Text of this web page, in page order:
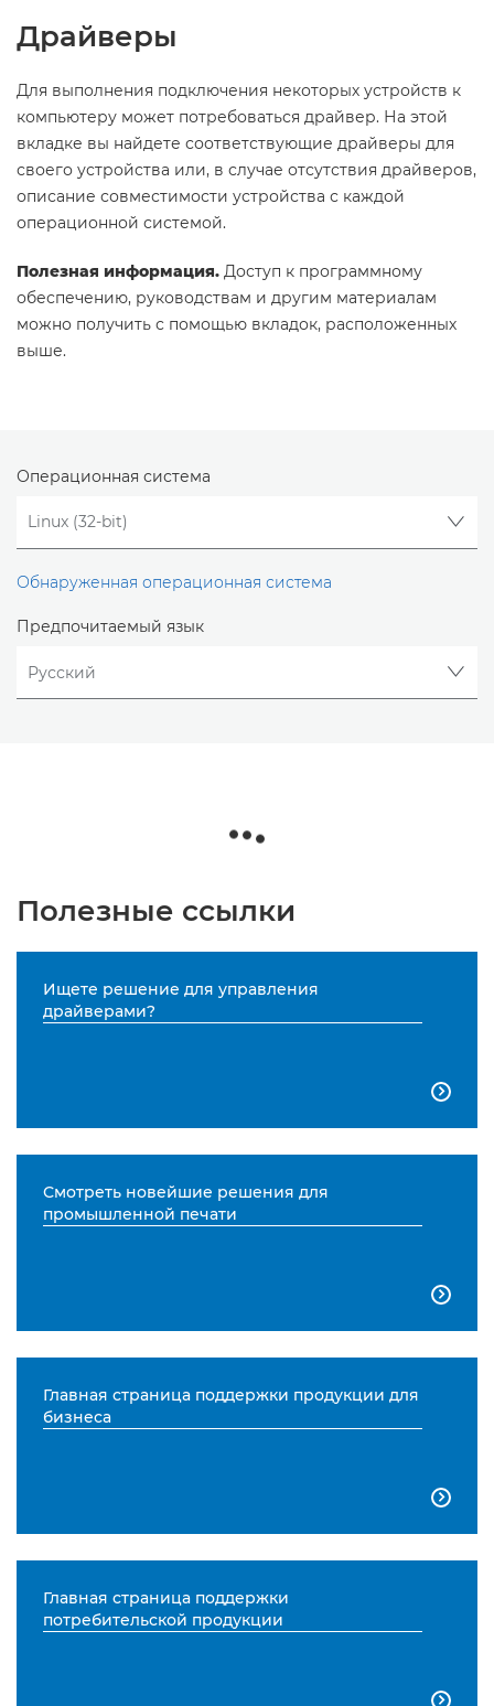
Драйверы
Для выполнения подключения некоторых устройств к
компьютеру может потребоваться драйвер. На этой
вкладке вы найдете соответствующие драйверы для
своего устройства или, в случае отсутствия драйверов,
описание совместимости устройства с каждой
операционной системой.
Полезная информация. Доступ к программному
обеспечению, руководствам и другим материалам
можно получить с помощью вкладок, расположенных
выше.
Операционная система
Обнаруженная операционная система
Предпочитаемый язык
Полезные ссылки
Ищете решение для управления
драйверами?

Смотреть новейшие решения для
промышленной печати

Главная страница поддержки продукции для
бизнеса

Главная страница поддержки
потребительской продукции
